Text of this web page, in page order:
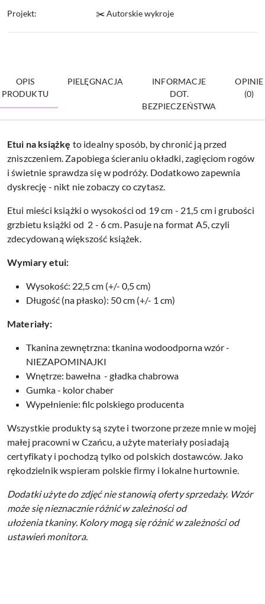
Projekt: ✂️ Autorskie wykroje
OPIS
PRODUKTU
PIELĘGNACJA
INFORMACJE
DOT.
BEZPIECZEŃSTWA
OPINIE
(0)
Etui na książkę to idealny sposób, by chronić ją przed
zniszczeniem. Zapobiega ścieraniu okładki, zagięciom rogów
i świetnie sprawdza się w podróży. Dodatkowo zapewnia
dyskrecję - nikt nie zobaczy co czytasz.
Etui mieści książki o wysokości od 19 cm - 21,5 cm i grubości
grzbietu książki od 2 - 6 cm. Pasuje na format A5, czyli
zdecydowaną większość książek.
Wymiary etui:
Wysokość: 22,5 cm (+/- 0,5 cm)
Długość (na płasko): 50 cm (+/- 1 cm)
Materiały:
Tkanina zewnętrzna: tkanina wodoodporna wzór -
NIEZAPOMINAJKI
Wnętrze: bawełna - gładka chabrowa
Gumka - kolor chaber
Wypełnienie: filc polskiego producenta
Wszystkie produkty są szyte i tworzone przeze mnie w mojej
małej pracowni w Czańcu, a użyte materiały posiadają
certyfikaty i pochodzą tylko od polskich dostawców. Jako
rękodzielnik wspieram polskie firmy i lokalne hurtownie.
Dodatki użyte do zdjęć nie stanowią oferty sprzedaży. Wzór
może się nieznacznie różnić w zależności od
ułożenia tkaniny. Kolory mogą się różnić w zależności od
ustawień monitora.